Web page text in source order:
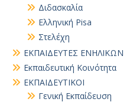
Διδασκαλία
Ελληνική Pisa
Στελέχη
ΕΚΠΑΙΔΕΥΤΕΣ ΕΝΗΛΙΚΩΝ
Εκπαιδευτική Κοινότητα
ΕΚΠΑΙΔΕΥΤΙΚΟΙ
Γενική Εκπαίδευση